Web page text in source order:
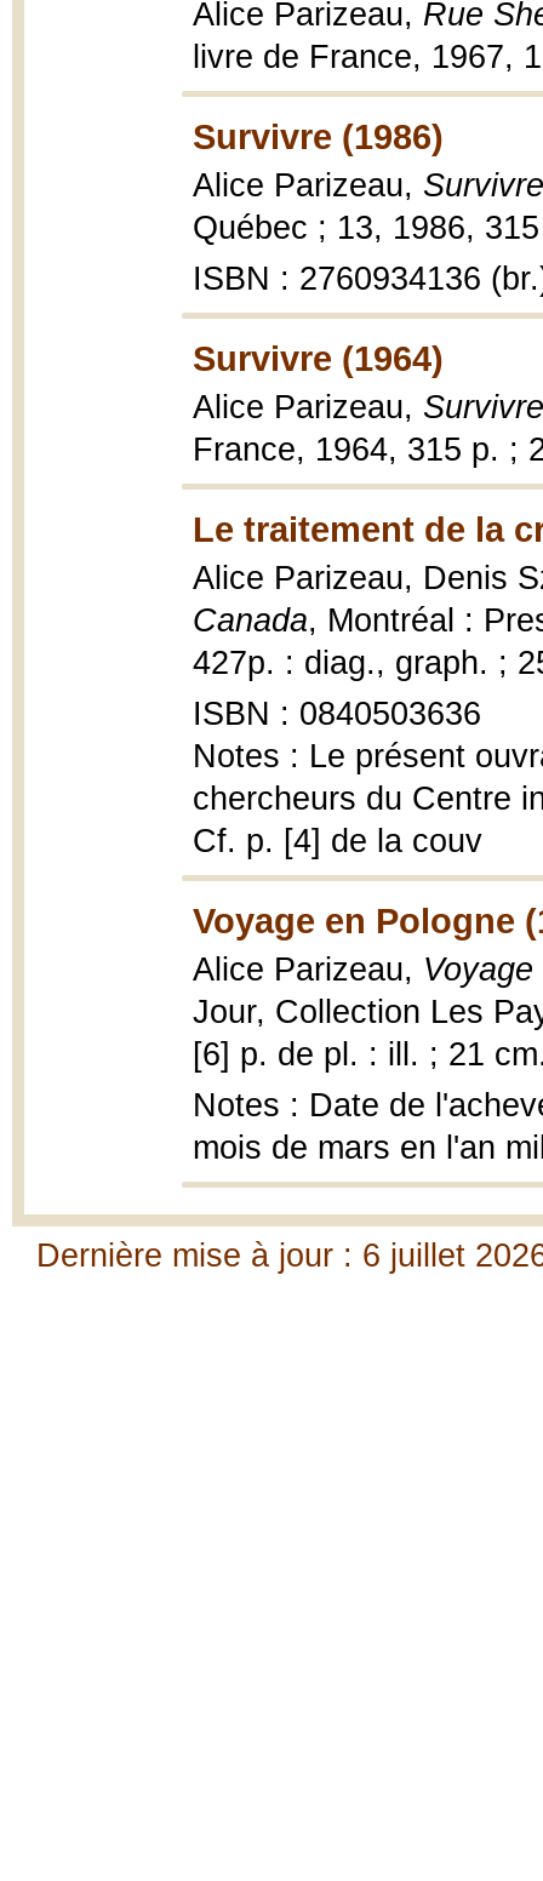
Alice Parizeau, Rue
livre de France, 1967,
Survivre (1986)
Alice Parizeau, Survivre
Québec ; 13, 1986,
ISBN : 2760934136
Survivre (1964)
Alice Parizeau, Survivre
France, 1964, 315 p. ;
Le traitement de la
Alice Parizeau, Denis
Canada, Montréal :
427p. : diag., graph. ;
ISBN : 0840503636
Notes : Le présent
chercheurs du Centre
Cf. p. [4] de la couv
Voyage en Pologne
Alice Parizeau,
Jour, Collection Les
[6] p. de pl. : ill. ; 21
Notes : Date de
mois de mars en l'an
Dernière mise à jour : 6 juillet